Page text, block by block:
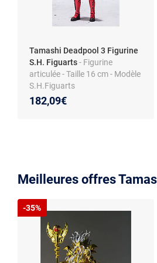
Tamashi Deadpool 3 Figurine
S.H. Figuarts- Figurine
articulée - Taille 16 cm - Modèle
S.H.Figuarts
182,09€
Meilleures offres
-35%